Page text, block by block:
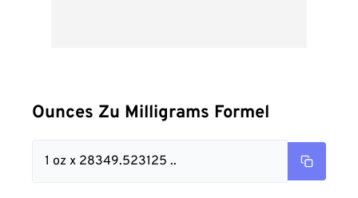
Ounces Zu Milligrams Formel
1 oz x 28349.523125 ..